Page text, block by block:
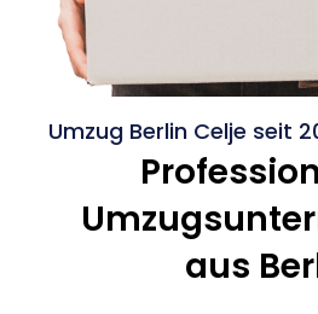
Umzug Berlin Celje seit
aus